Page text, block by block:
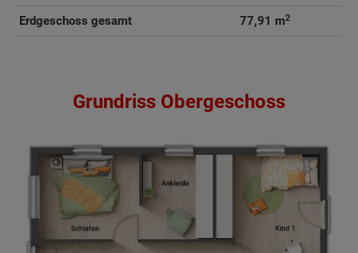
Erdgeschoss gesamt 77,91 m2
Grundriss Obergeschoss